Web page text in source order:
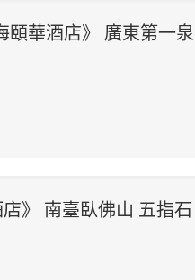
頤華酒店》 廣東第一泉
店》 南臺臥佛山 五指石